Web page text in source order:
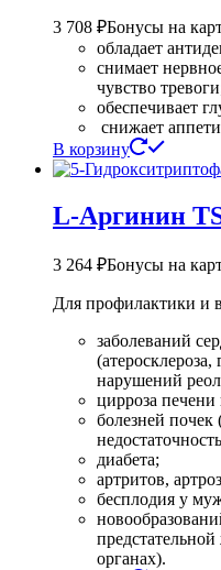
3 708 ₽Бонусы на
обладает
снимает
чувство
обеспечивает
снижает
В корзину
L-Аргинин
3 264 ₽Бонусы на
Для профилактики и
заболеваний
нарушений
цирроза
болезней почек
диабета;
артритов,
бесплодия у
органах).